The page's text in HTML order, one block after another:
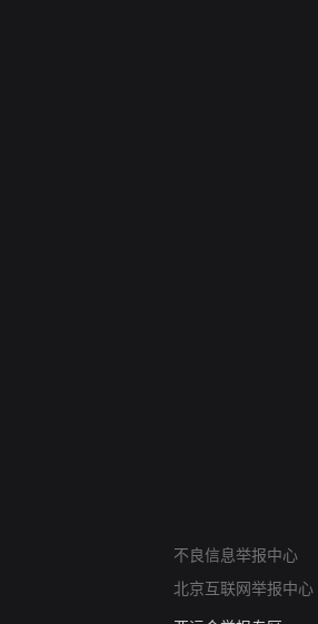
不良信息举报中心
北京互联网举报中心
12318 文化市场举报
算法推荐专项举报